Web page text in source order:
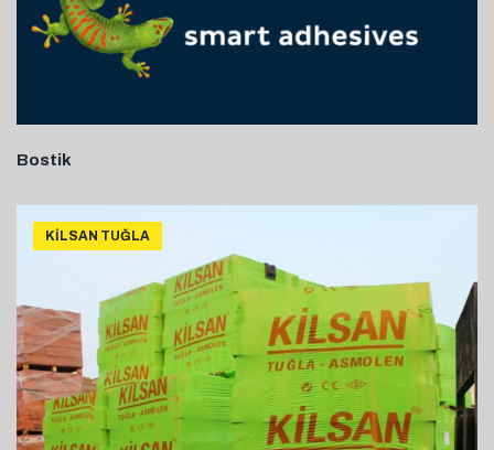
Bostik
KILSAN TUĞLA